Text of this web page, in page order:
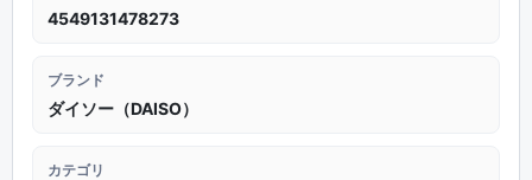
4549131478273
ブランド
ダイソー（DAISO）
カテゴリ